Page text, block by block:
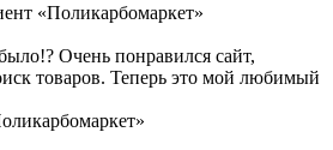
«Поликарбомаркет»
Очень понравился сайт,
товаров. Теперь это мой любимый